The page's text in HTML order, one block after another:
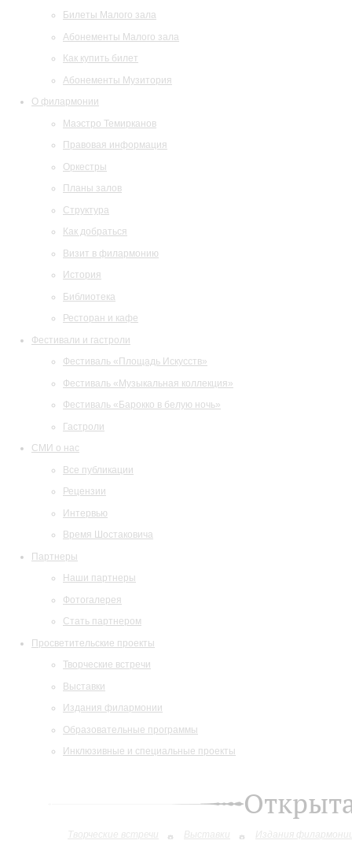
Билеты Малого зала
Абонементы Малого зала
Как купить билет
Абонементы Музитория
О филармонии
Маэстро Темирканов
Правовая информация
Оркестры
Планы залов
Структура
Как добраться
Визит в филармонию
История
Библиотека
Ресторан и кафе
Фестивали и гастроли
Фестиваль «Площадь Искусств»
Фестиваль «Музыкальная коллекция»
Фестиваль «Барокко в белую ночь»
Гастроли
СМИ о нас
Все публикации
Рецензии
Интервью
Время Шостаковича
Партнеры
Наши партнеры
Фотогалерея
Стать партнером
Просветительские проекты
Творческие встречи
Выставки
Издания филармонии
Образовательные программы
Инклюзивные и специальные проекты
Творческие встречи Выставки Издания